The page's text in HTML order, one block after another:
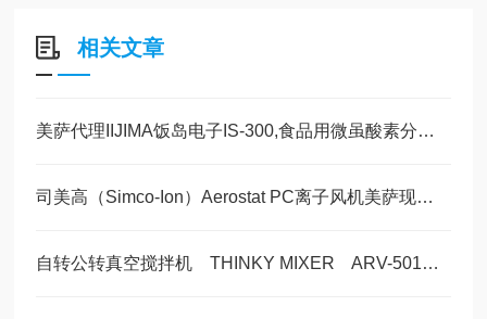
相关文章
美萨代理IIJIMA饭岛电子IS-300,食品用微虽酸素分析计 现货30台
司美高（Simco-Ion）Aerostat PC离子风机美萨现货水量5台
自转公转真空搅拌机 THINKY MIXER ARV-501现货50台